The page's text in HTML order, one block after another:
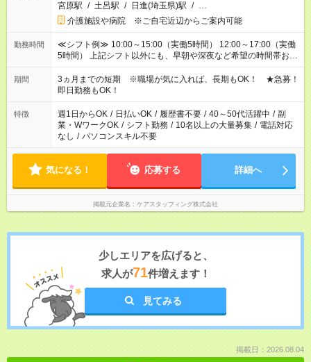
宮原駅 / 土呂駅 / 日進(埼玉県)駅 / …
介護施設や病院 ※ご自宅近辺からご案内可能
勤務時間
≪シフト例≫ 10:00～15:00（実働5時間） 12:00～17:00（実働
5時間） 上記シフト以外にも、早朝や深夜など希望の時間帯お聞
かせください！ 事前に担当からヒアリングもしますので、ご安
心ください！
期間
3ヵ月までの短期 ※職場が気に入れば、長期もOK！ ★急募！
即日勤務もOK！
特徴 週1日からOK / 日払いOK / 履歴書不要 / 40～50代活躍中 / 副
業・WワークOK / シフト勤務 / 10名以上の大量募集 / 電話対応
なし / パソコンスキル不要
気になる！ 応募する 詳細へ
掲載元企業名 ケアスタッフィング株式会社
少しエリアを広げると、
求人が71件増えます！
見てみる
掲載日：2026.08.04